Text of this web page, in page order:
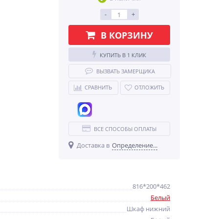
%
ФГП Флэт 35.80 354*796*16
- +
В КОРЗИНУ
КУПИТЬ В 1 КЛИК
ВЫЗВАТЬ ЗАМЕРЩИКА
СРАВНИТЬ ОТЛОЖИТЬ
ВСЕ СПОСОБЫ ОПЛАТЫ
Доставка в Определение...
816*200*462
Белый
Шкаф нижний